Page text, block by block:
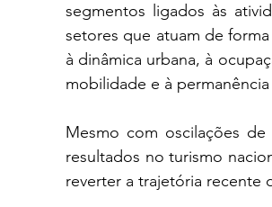
segmentos ligados às
setores que atuam de
à dinâmica urbana, à
mobilidade e à
Mesmo com oscilações
resultados no turismo
reverter a trajetória recente